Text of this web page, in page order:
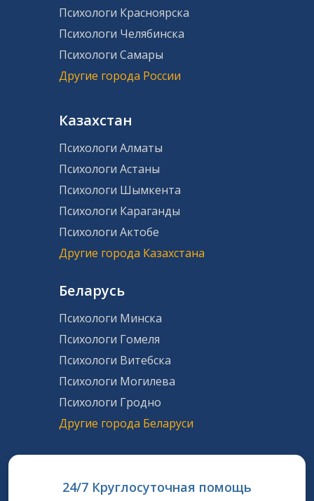
Психологи Красноярска
Психологи Челябинска
Психологи Самары
Другие города России
Казахстан
Психологи Алматы
Психологи Астаны
Психологи Шымкента
Психологи Караганды
Психологи Актобе
Другие города Казахстана
Беларусь
Психологи Минска
Психологи Гомеля
Психологи Витебска
Психологи Могилева
Психологи Гродно
Другие города Беларуси
24/7 Круглосуточная помощь